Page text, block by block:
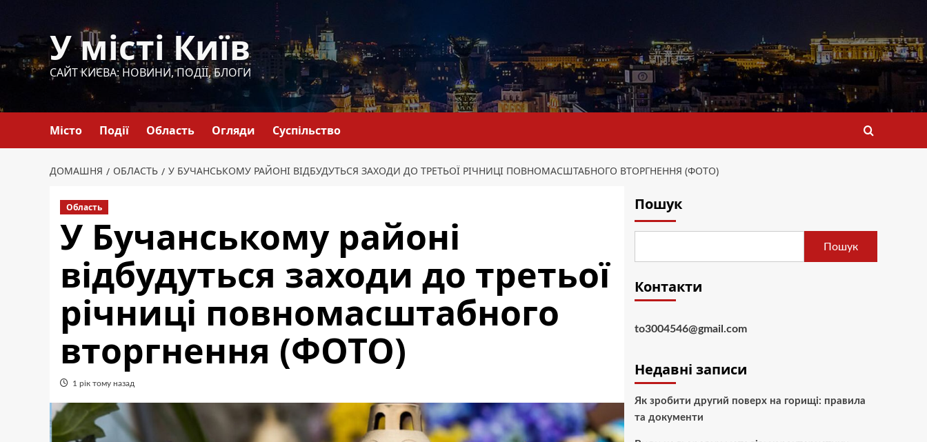
вмісту
У місті Київ
САЙТ КИЄВА: НОВИНИ, ПОДІЇ, БЛОГИ
Місто Події Область Огляди Суспільство
ДОМАШНЯ ОБЛАСТЬ У БУЧАНСЬКОМУ РАЙОНІ ВІДБУДУТЬСЯ ЗАХОДИ ДО ТРЕТЬОЇ РІЧНИЦІ ПОВНОМАСШТАБНОГО ВТОРГНЕННЯ (ФОТО)
Область
У Бучанському районі
відбудуться заходи до третьої
річниці повномасштабного
вторгнення (ФОТО)
1 рік тому назад
Пошук
Пошук
Контакти
to3004546@gmail.com
Недавні записи
Як зробити другий поверх на горищі: правила
та документи